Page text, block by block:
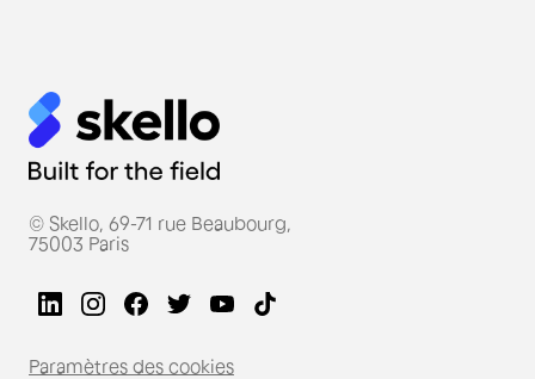
© Skello, 69-71 rue Beaubourg,
75003 Paris
Paramètres des cookies